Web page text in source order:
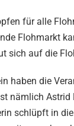
für alle
Flohmarkt
sich auf die
haben die
nämlich Astrid
schlüpft in